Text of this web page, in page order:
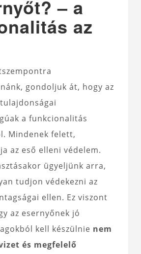
– a
az
gondoljuk át, hogy az
a funkcionalitás
Mindenek felett,
az eső elleni védelem.
ügyeljünk arra,
tudjon védekezni az
ellen. Ez viszont
az esernyőnek jó
kell készülnie nem
és megfelelő